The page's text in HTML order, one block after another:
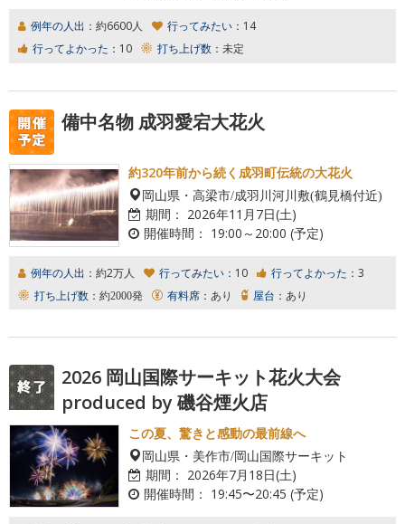
例年の人出： 約6600人 行ってみたい： 14
行ってよかった： 10 打ち上げ数： 未定
備中名物 成羽愛宕大花火
約320年前から続く成羽町伝統の大花火
岡山県・高梁市/成羽川河川敷(鶴見橋付近)
期間： 2026年11月7日(土)
開催時間： 19:00～20:00 (予定)
例年の人出： 約2万人 行ってみたい： 10 行ってよかった： 3
打ち上げ数： 約2000発 有料席： あり 屋台： あり
2026 岡山国際サーキット花火大会
produced by 磯谷煙火店
この夏、驚きと感動の最前線へ
岡山県・美作市/岡山国際サーキット
期間： 2026年7月18日(土)
開催時間： 19:45〜20:45 (予定)